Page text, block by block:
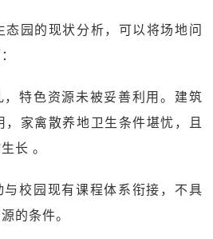
园的现状分析，可以将场地问
特色资源未被妥善利用。建筑
家禽散养地卫生条件堪忧，且
长 。
校园现有课程体系衔接，不具
的条件。